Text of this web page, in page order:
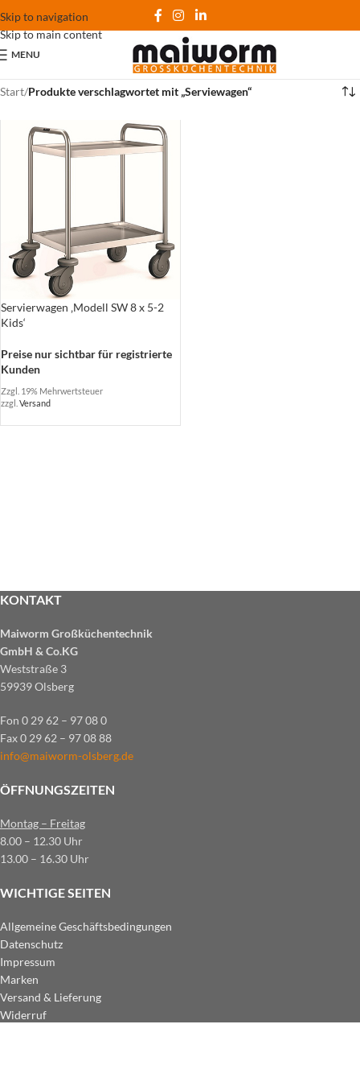
Skip to navigation
Skip to main content
MENU
Start/Produkte verschlagwortet mit „Serviewagen“
Servierwagen ‚Modell SW 8 x 5-2
Kids‘
Preise nur sichtbar für registrierte
Kunden
Zzgl. 19% Mehrwertsteuer
zzgl. Versand
KONTAKT
Maiworm Großküchentechnik
GmbH & Co.KG
Weststraße 3
59939 Olsberg
Fon 0 29 62 – 97 08 0
Fax 0 29 62 – 97 08 88
info@maiworm-olsberg.de
ÖFFNUNGSZEITEN
Montag – Freitag
8.00 – 12.30 Uhr
13.00 – 16.30 Uhr
WICHTIGE SEITEN
Allgemeine Geschäftsbedingungen
Datenschutz
Impressum
Marken
Versand & Lieferung
Widerruf